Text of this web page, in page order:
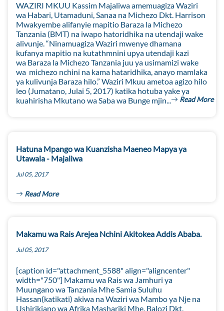
WAZIRI MKUU Kassim Majaliwa amemuagiza Waziri
wa Habari, Utamaduni, Sanaa na Michezo Dkt. Harrison
Mwakyembe alifanyie mapitio Baraza la Michezo
Tanzania (BMT) na iwapo hatoridhika na utendaji wake
alivunje. “Ninamuagiza Waziri mwenye dhamana
kufanya mapitio na kutathmnini upya utendaji kazi
wa Baraza la Michezo Tanzania juu ya usimamizi wake
wa michezo nchini na kama hataridhika, anayo mamlaka
ya kulivunja Baraza hilo.” Waziri Mkuu ametoa agizo hilo
leo (Jumatano, Julai 5, 2017) katika hotuba yake ya
kuahirisha Mkutano wa Saba wa Bunge mjin...
Read More
Hatuna Mpango wa Kuanzisha Maeneo Mapya ya
Utawala - Majaliwa
Jul 05, 2017
Read More
Makamu wa Rais Arejea Nchini Akitokea Addis Ababa.
Jul 05, 2017
[caption id="attachment_5588" align="aligncenter"
width="750"] Makamu wa Rais wa Jamhuri ya
Muungano wa Tanzania Mhe Samia Suluhu
Hassan(katikati) akiwa na Waziri wa Mambo ya Nje na
Ushirikiano wa Afrika Mashariki Mhe. Balozi Dkt.